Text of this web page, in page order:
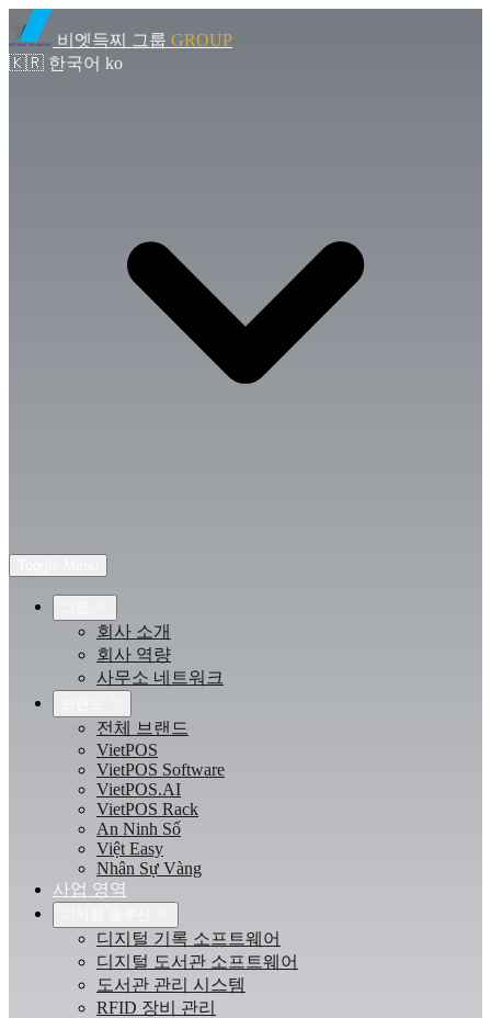
비엣득찌 그룹 GROUP
🇰🇷 한국어 ko
회사 소개
회사 역량
사무소 네트워크
전체 브랜드
VietPOS
VietPOS Software
VietPOS.AI
VietPOS Rack
An Ninh Số
Việt Easy
Nhân Sự Vàng
사업 영역
디지털 기록 소프트웨어
디지털 도서관 소프트웨어
도서관 관리 시스템
RFID 장비 관리